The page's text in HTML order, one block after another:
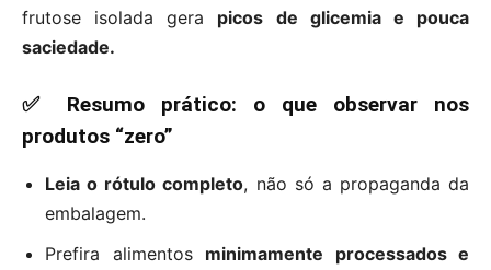
frutose isolada gera picos de glicemia e pouca
saciedade.
✅ Resumo prático: o que observar nos
produtos “zero”
Leia o rótulo completo, não só a propaganda da
embalagem.
Prefira alimentos minimamente processados e